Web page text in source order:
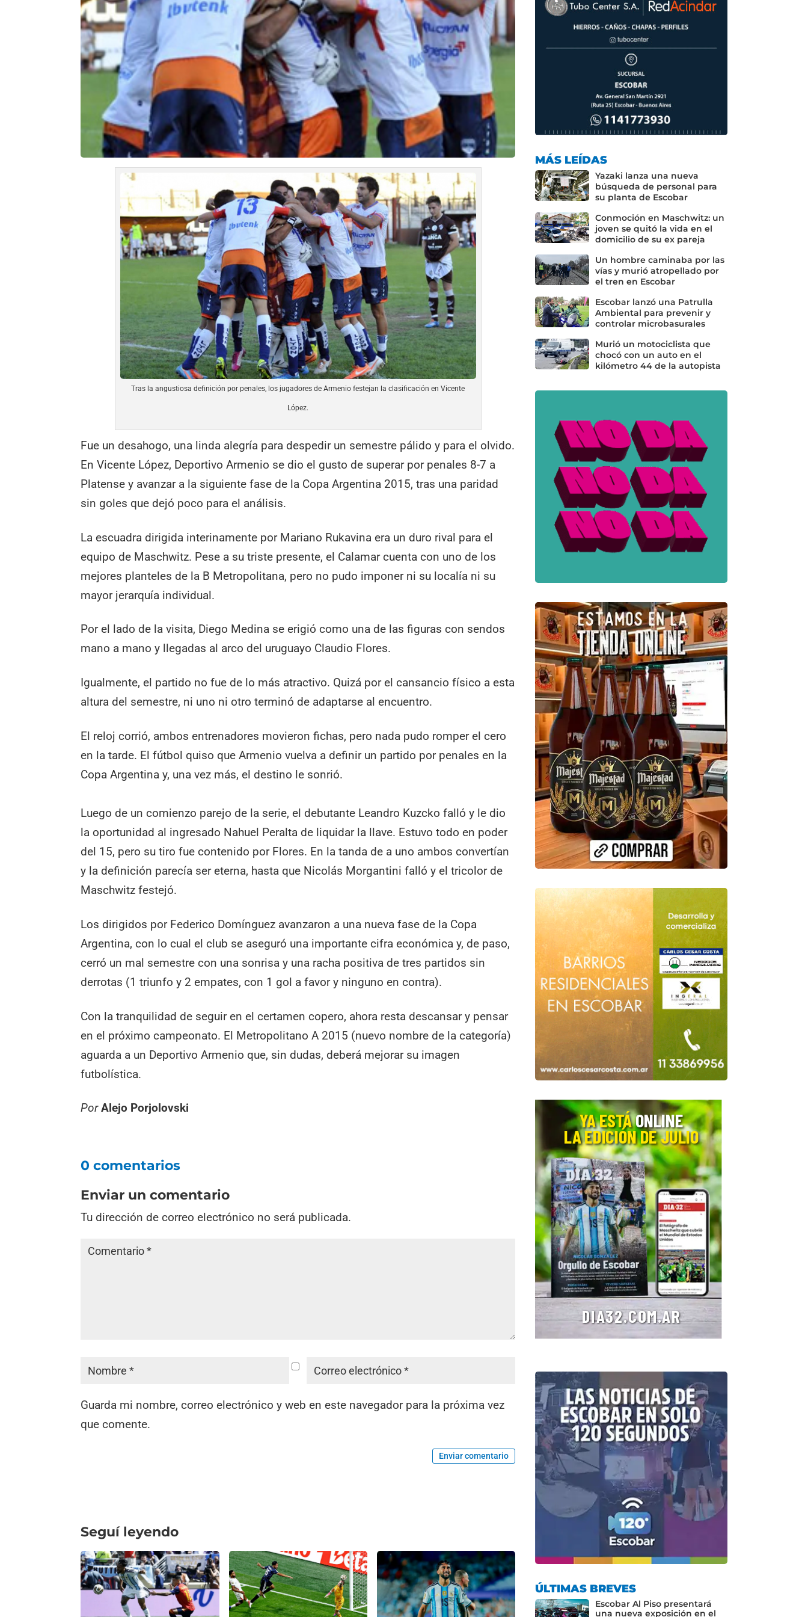
Tras la angustiosa definición por penales, los jugadores de Armenio festejan la clasificación en Vicente
López.
Fue un desahogo, una linda alegría para despedir un semestre pálido y para el olvido.
En Vicente López, Deportivo Armenio se dio el gusto de superar por penales 8-7 a
Platense y avanzar a la siguiente fase de la Copa Argentina 2015, tras una paridad
sin goles que dejó poco para el análisis.
La escuadra dirigida interinamente por Mariano Rukavina era un duro rival para el
equipo de Maschwitz. Pese a su triste presente, el Calamar cuenta con uno de los
mejores planteles de la B Metropolitana, pero no pudo imponer ni su localía ni su
mayor jerarquía individual.
Por el lado de la visita, Diego Medina se erigió como una de las figuras con sendos
mano a mano y llegadas al arco del uruguayo Claudio Flores.
Igualmente, el partido no fue de lo más atractivo. Quizá por el cansancio físico a esta
altura del semestre, ni uno ni otro terminó de adaptarse al encuentro.
El reloj corrió, ambos entrenadores movieron fichas, pero nada pudo romper el cero
en la tarde. El fútbol quiso que Armenio vuelva a definir un partido por penales en la
Copa Argentina y, una vez más, el destino le sonrió.
Luego de un comienzo parejo de la serie, el debutante Leandro Kuzcko falló y le dio
la oportunidad al ingresado Nahuel Peralta de liquidar la llave. Estuvo todo en poder
del 15, pero su tiro fue contenido por Flores. En la tanda de a uno ambos convertían
y la definición parecía ser eterna, hasta que Nicolás Morgantini falló y el tricolor de
Maschwitz festejó.
Los dirigidos por Federico Domínguez avanzaron a una nueva fase de la Copa
Argentina, con lo cual el club se aseguró una importante cifra económica y, de paso,
cerró un mal semestre con una sonrisa y una racha positiva de tres partidos sin
derrotas (1 triunfo y 2 empates, con 1 gol a favor y ninguno en contra).
Con la tranquilidad de seguir en el certamen copero, ahora resta descansar y pensar
en el próximo campeonato. El Metropolitano A 2015 (nuevo nombre de la categoría)
aguarda a un Deportivo Armenio que, sin dudas, deberá mejorar su imagen
futbolística.
Por Alejo Porjolovski
0 comentarios
Enviar un comentario
Tu dirección de correo electrónico no será publicada.
Guarda mi nombre, correo electrónico y web en este navegador para la próxima vez
que comente.
Enviar comentario
Seguí leyendo
MÁS LEÍDAS
Yazaki lanza una nueva
búsqueda de personal para
su planta de Escobar
Conmoción en Maschwitz: un
joven se quitó la vida en el
domicilio de su ex pareja
Un hombre caminaba por las
vías y murió atropellado por
el tren en Escobar
Escobar lanzó una Patrulla
Ambiental para prevenir y
controlar microbasurales
Murió un motociclista que
chocó con un auto en el
kilómetro 44 de la autopista
ÚLTIMAS BREVES
Escobar Al Piso presentará
una nueva exposición en el